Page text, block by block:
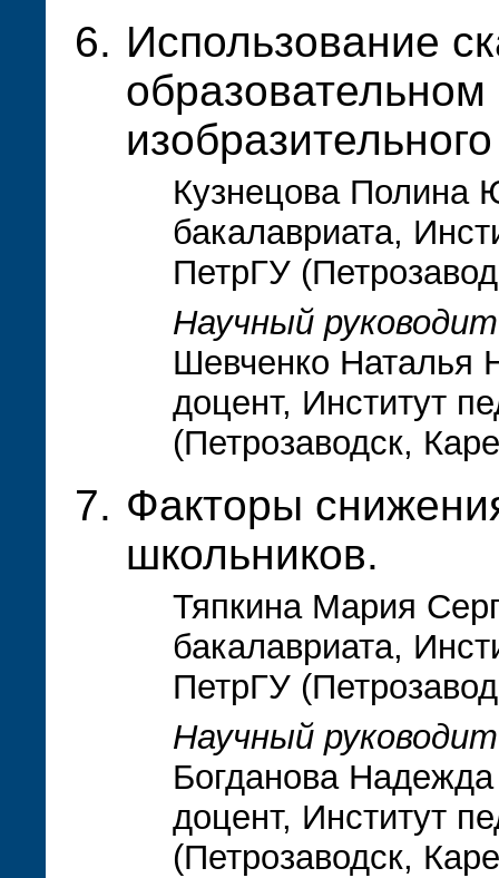
Использование
Кузнецова Полина
бакалавриата,
ПетрГУ
Научный
Шевченко Наталья
доцент, Институт
(Петрозаводск,
Факторы
школьников.
Тяпкина Мария
бакалавриата,
ПетрГУ
Научный
Богданова
доцент, Институт
(Петрозаводск,